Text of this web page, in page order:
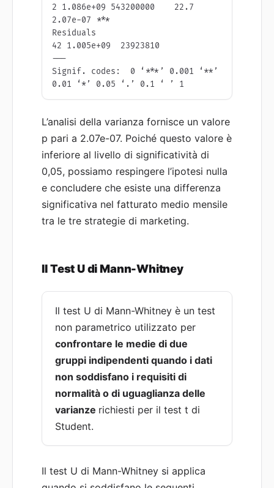
2 1.086e+09 543200000    22.7
2.07e-07 ***
Residuals
42 1.005e+09  23923810
---
Signif. codes:  0 ‘***’ 0.001 ‘**’
0.01 ‘*’ 0.05 ‘.’ 0.1 ‘ ’ 1
L’analisi della varianza fornisce un valore
p pari a 2.07e-07. Poiché questo valore è
inferiore al livello di significatività di
0,05, possiamo respingere l’ipotesi nulla
e concludere che esiste una differenza
significativa nel fatturato medio mensile
tra le tre strategie di marketing.
Il Test U di Mann-Whitney
Il test U di Mann-Whitney è un test
non parametrico utilizzato per
confrontare le medie di due
gruppi indipendenti quando i dati
non soddisfano i requisiti di
normalità o di uguaglianza delle
varianze richiesti per il test t di
Student.
Il test U di Mann-Whitney si applica